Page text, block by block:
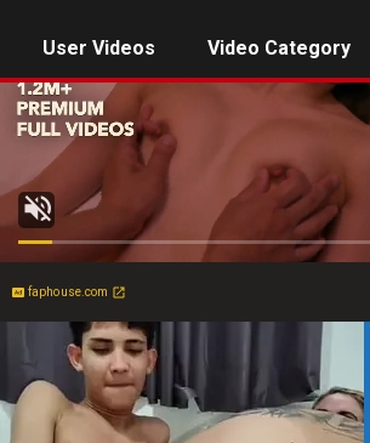
User Videos Video Category
faphouse.com